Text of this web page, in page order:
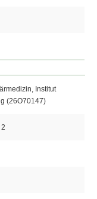
Institut
(26O70147)